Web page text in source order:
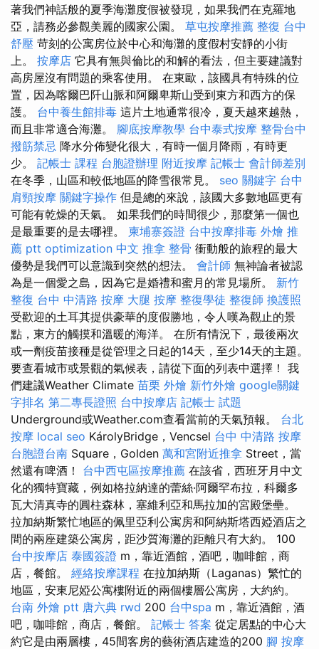
著我們神話般的夏季海灘度假被發現，如果我們在克羅地
亞，請務必參觀美麗的國家公園。 草屯按摩推薦 整復 台中
舒壓 苛刻的公寓房位於中心和海灘的度假村安靜的小街
上。 按摩店 它具有無與倫比的和解的看法，但主要建議對
高房屋沒有問題的乘客使用。 在東歐，該國具有特殊的位
置，因為喀爾巴阡山脈和阿爾卑斯山受到東方和西方的保
護。 台中養生館排毒 這片土地通常很冷，夏天越來越熱，
而且非常適合海灘。 腳底按摩教學 台中泰式按摩 整骨台中
撥筋禁忌 降水分佈變化很大，有時一個月降雨，有時更
少。 記帳士 課程 台胞證辦理 附近按摩 記帳士 會計師差別
在冬季，山區和較低地區的降雪很常見。 seo 關鍵字 台中
肩頸按摩 關鍵字操作 但是總的來說，該國大多數地區更有
可能有乾燥的天氣。 如果我們的時間很少，那麼第一個也
是最重要的是去哪裡。 柬埔寨簽證 台中按摩排毒 外燴 推
薦 ptt optimization 中文 推拿 整骨 衝動般的旅程的最大
優勢是我們可以意識到突然的想法。 會計師 無神論者被認
為是一個愛之島，因為它是婚禮和蜜月的常見場所。 新竹
整復 台中 中清路 按摩 大腿 按摩 整復學徒 整復師 換護照
受歡迎的土耳其提供豪華的度假勝地，令人嘆為觀止的景
點，東方的觸摸和溫暖的海洋。 在所有情況下，最後兩次
或一劑疫苗接種是從管理之日起的14天，至少14天的主題。
要查看城市或景觀的氣候表，請從下面的列表中選擇！ 我
們建議Weather Climate 苗栗 外燴 新竹外燴 google關鍵
字排名 第二專長證照 台中按摩店 記帳士 試題
Underground或Weather.com查看當前的天氣預報。 台北
按摩 local seo KárolyBridge，Vencsel 台中 中清路 按摩
台胞證台南 Square，Golden 萬和宮附近推拿 Street，當
然還有啤酒！ 台中西屯區按摩推薦 在該省，西班牙月中文
化的獨特寶藏，例如格拉納達的蕾絲·阿爾罕布拉，科爾多
瓦大清真寺的圓柱森林，塞維利亞和馬拉加的宮殿堡壘。
拉加納斯繁忙地區的佩里亞利公寓房和阿納斯塔西婭酒店之
間的兩座建築公寓房，距沙質海灘的距離只有大約。 100
台中按摩店 泰國簽證 m，靠近酒館，酒吧，咖啡館，商
店，餐館。 經絡按摩課程 在拉加納斯（Laganas）繁忙的
地區，安東尼婭公寓樓附近的兩個樓層公寓房，大約約。
台南 外燴 ptt 唐六典 rwd 200 台中spa m，靠近酒館，酒
吧，咖啡館，商店，餐館。 記帳士 答案 從定居點的中心大
約它是由兩層樓，45間客房的藝術酒店建造的200 腳 按摩